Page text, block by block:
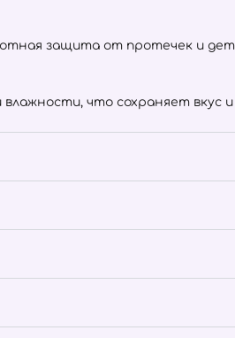
защита от протечек и
что сохраняет вкус